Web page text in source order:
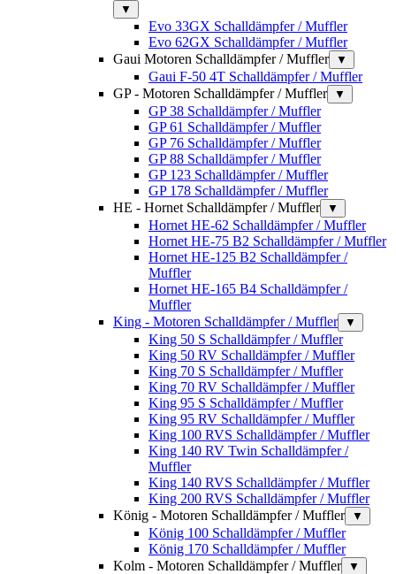
▼
Evo 33GX Schalldämpfer / Muffler
Evo 62GX Schalldämpfer / Muffler
Gaui Motoren Schalldämpfer / Muffler
▼
Gaui F-50 4T Schalldämpfer / Muffler
GP - Motoren Schalldämpfer / Muffler
▼
GP 38 Schalldämpfer / Muffler
GP 61 Schalldämpfer / Muffler
GP 76 Schalldämpfer / Muffler
GP 88 Schalldämpfer / Muffler
GP 123 Schalldämpfer / Muffler
GP 178 Schalldämpfer / Muffler
HE - Hornet Schalldämpfer / Muffler
▼
Hornet HE-62 Schalldämpfer / Muffler
Hornet HE-75 B2 Schalldämpfer / Muffler
Hornet HE-125 B2 Schalldämpfer /
Muffler
Hornet HE-165 B4 Schalldämpfer /
Muffler
King - Motoren Schalldämpfer / Muffler
▼
King 50 S Schalldämpfer / Muffler
King 50 RV Schalldämpfer / Muffler
King 70 S Schalldämpfer / Muffler
King 70 RV Schalldämpfer / Muffler
King 95 S Schalldämpfer / Muffler
King 95 RV Schalldämpfer / Muffler
King 100 RVS Schalldämpfer / Muffler
King 140 RV Twin Schalldämpfer /
Muffler
King 140 RVS Schalldämpfer / Muffler
King 200 RVS Schalldämpfer / Muffler
König - Motoren Schalldämpfer / Muffler
▼
König 100 Schalldämpfer / Muffler
König 170 Schalldämpfer / Muffler
Kolm - Motoren Schalldämpfer / Muffler
▼